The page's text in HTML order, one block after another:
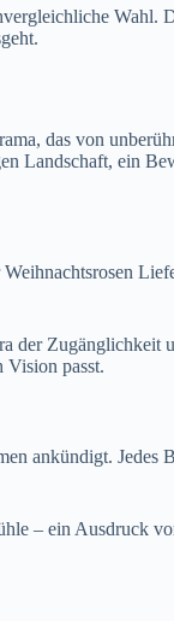
Wahl.
das von
Landschaft, ein
der Zugänglichkeit
Vision passt.
ankündigt. Jedes
– ein Ausdruck